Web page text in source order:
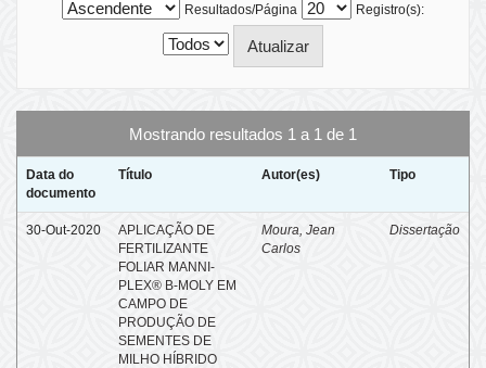
Resultados/Página
Registro(s):
Mostrando resultados 1 a 1 de 1
Data do
documento
Título Autor(es) Tipo
30-Out-2020
APLICAÇÃO DE
FERTILIZANTE
FOLIAR MANNI-
PLEX® B-MOLY EM
CAMPO DE
PRODUÇÃO DE
SEMENTES DE
MILHO HÍBRIDO
Moura, Jean
Carlos
Dissertação